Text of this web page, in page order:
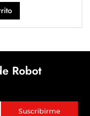
Robot
Suscribirme